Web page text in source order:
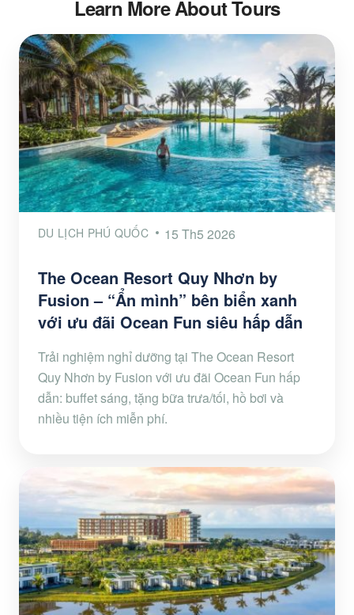
Learn More About Tours
DU LỊCH PHÚ QUỐC 15 Th5 2026
The Ocean Resort Quy Nhơn by
Fusion – “Ẩn mình” bên biển xanh
với ưu đãi Ocean Fun siêu hấp dẫn
Trải nghiệm nghỉ dưỡng tại The Ocean Resort
Quy Nhơn by Fusion với ưu đãi Ocean Fun hấp
dẫn: buffet sáng, tặng bữa trưa/tối, hồ bơi và
nhiều tiện ích miễn phí.